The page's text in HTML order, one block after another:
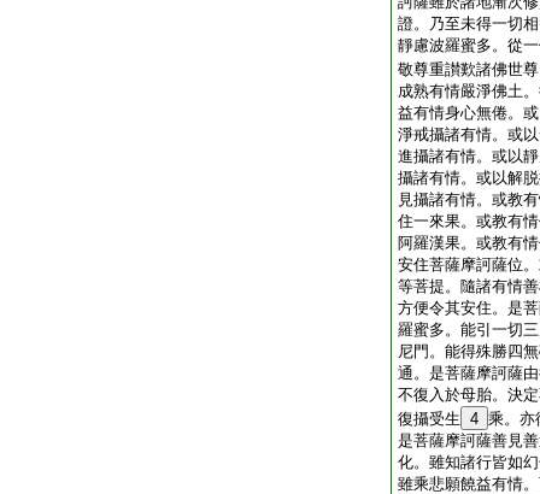
證。乃至未得一切
靜慮波羅蜜多。從
敬尊重讃歎諸佛世
成熟有情嚴淨佛土
益有情身心無倦。
淨戒攝諸有情。或
進攝諸有情。或以
攝諸有情。或以解
見攝諸有情。或教
住一來果。或教有
阿羅漢果。或教有
安住菩薩摩訶薩位
等菩提。隨諸有情
方便令其安住。是
羅蜜多。能引一切
尼門。能得殊勝四
通。是菩薩摩訶薩
不復入於母胎。決
復攝受生 4 乘。亦
是菩薩摩訶薩善見
化。雖知諸行皆如
雖乘悲願饒益有情